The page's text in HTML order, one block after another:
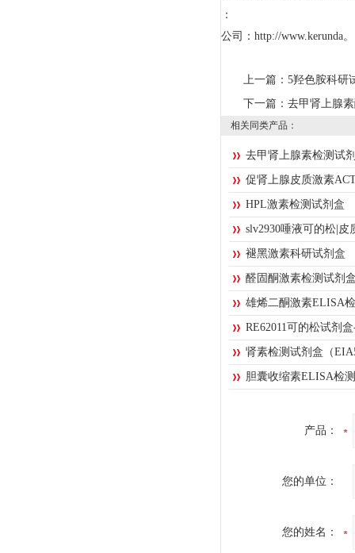
：
公司：http://www.kerunda
上一篇： 5羟色胺科研
下一篇： 去甲肾上腺
相关同类产品：
去甲肾上腺素检测试
促肾上腺皮质激素
HPL激素检测试剂盒
slv2930唾液可的松|
褪黑激素科研试剂盒
醛固酮激素检测试剂
雄烯二酮激素ELISA
RE62011可的松试剂
肾素检测试剂盒（
胆囊收缩素ELISA检
产品：
您的单位：
您的姓名：